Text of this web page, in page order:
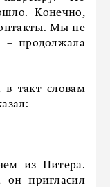
Конечно,
Мы не
– продолжала
такт словам
из Питера.
он пригласил